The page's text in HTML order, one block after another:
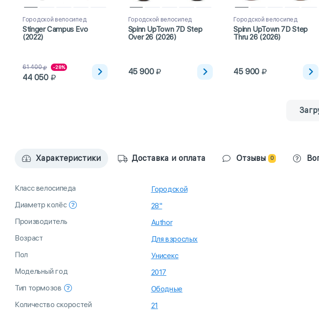
Городской велосипед
Stinger Campus Evo
(2022)
61 400 -28%
44 050
Городской велосипед
Spinn UpTown 7D Step
Over 26 (2026)
45 900
Городской велосипед
Spinn UpTown 7D Step
Thru 26 (2026)
45 900
Характеристики Доставка и оплата Отзывы 0
Класс велосипеда
Городской
Диаметр колёс
28"
Производитель
Author
Возраст
Для взрослых
Пол
Унисекс
Модельный год
2017
Тип тормозов
Ободные
Количество скоростей
21